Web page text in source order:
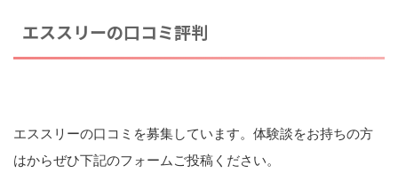
エススリーの口コミ評判
エススリーの口コミを募集しています。体験談をお持ちの方
はからぜひ下記のフォームご投稿ください。